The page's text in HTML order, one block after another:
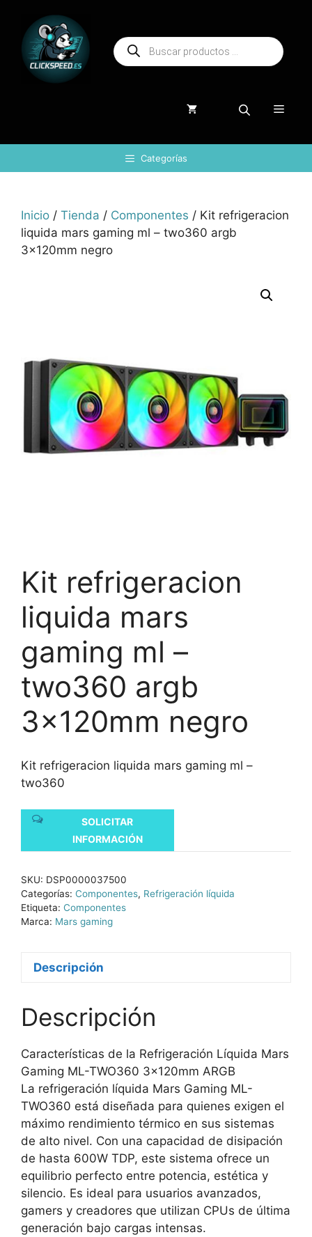
contenido
Búsqueda
de
productos
Menú
Categorías
Inicio / Tienda / Componentes / Kit refrigeracion
liquida mars gaming ml – two360 argb
3x120mm negro
Kit refrigeracion
liquida mars
gaming ml –
two360 argb
3x120mm negro
Kit refrigeracion liquida mars gaming ml –
two360
SOLICITAR
INFORMACIÓN
SKU: DSP0000037500
Categorías: Componentes, Refrigeración líquida
Etiqueta: Componentes
Marca: Mars gaming
Descripción
Descripción
Características de la Refrigeración Líquida Mars
Gaming ML-TWO360 3x120mm ARGB
La refrigeración líquida Mars Gaming ML-
TWO360 está diseñada para quienes exigen el
máximo rendimiento térmico en sus sistemas
de alto nivel. Con una capacidad de disipación
de hasta 600W TDP, este sistema ofrece un
equilibrio perfecto entre potencia, estética y
silencio. Es ideal para usuarios avanzados,
gamers y creadores que utilizan CPUs de última
generación bajo cargas intensas.